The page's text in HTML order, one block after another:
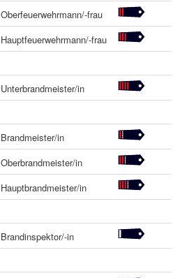
Oberfeuerwehrmann/-frau
Hauptfeuerwehrmann/-frau
Unterbrandmeister/in
Brandmeister/in
Oberbrandmeister/in
Hauptbrandmeister/in
Brandinspektor/-in